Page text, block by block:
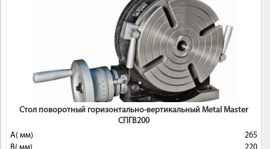
Стол поворотный горизонтально-вертикальный Metal Master
СПГВ200
A( мм)
265